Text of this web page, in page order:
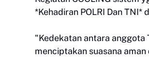
*Kehadiran POLRI Dan
"Kedekatan antara anggota
menciptakan suasana